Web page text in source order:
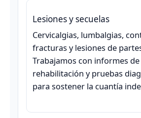
Lesiones y secuelas
Cervicalgias, lumbalgias,
fracturas y lesiones de
Trabajamos con informes
rehabilitación y pruebas
para sostener la cuantía